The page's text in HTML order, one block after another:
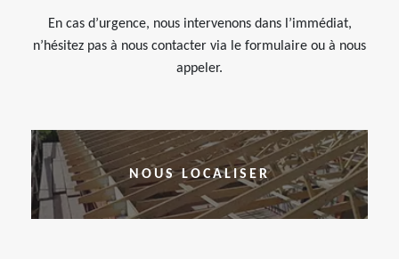
En cas d’urgence, nous intervenons dans l’immédiat,
n’hésitez pas à nous contacter via le formulaire ou à nous
appeler.
NOUS LOCALISER